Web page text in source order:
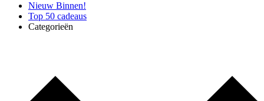
Nieuw Binnen!
Top 50 cadeaus
Categorieën